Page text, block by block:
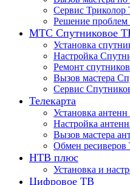
Сервис Триколор
Решение
МТС Спутниковое
Установка
Настройка
Ремонт
Вызов мастера
Сервис
Телекарта
Установка антенн
Настройка антенн
Вызов мастера
Обмен ресиверов
НТВ плюс
Установка и
Цифровое ТВ